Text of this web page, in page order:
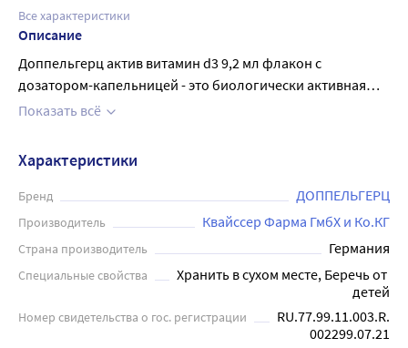
Все характеристики
Описание
Доппельгерц актив витамин d3 9,2 мл флакон с
дозатором-капельницей - это биологически активная
добавка ) к пище. Способствует восполнению дефицита
поддержанию функции иммунной системы, улучшению
состояния костной ткани и зубов, снижению риска
развития остеопороза 1 КАПЛЯ СОДЕРЖИТ: Витамин D3
12,5 мкг (500 МЕ) . Взрослым по 1 капле в день во время
необходимости прием можно повторить. Перед
применением необходимо проконсультироваться с
Показать всё
Характеристики
Бренд ДОППЕЛЬГЕРЦ
Производитель Квайссер Фарма ГмбХ и Ко.КГ
Страна производитель Германия
Специальные свойства
Хранить в сухом месте, Беречь от
детей
Номер свидетельства о гос. регистрации
RU.77.99.11.003.R.
002299.07.21